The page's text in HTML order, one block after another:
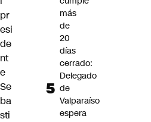
pr
esi
de
nt
e
Se
ba
sti
más
de
20
días
cerrado:
Delegado
de
Valparaíso
espera